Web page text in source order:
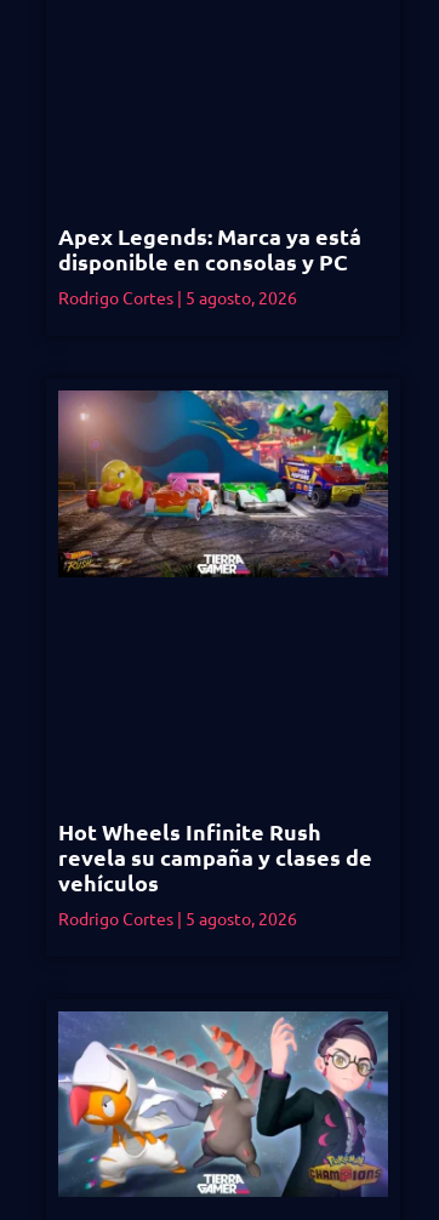
Apex Legends: Marca ya está
disponible en consolas y PC
Rodrigo Cortes 5 agosto, 2026
Hot Wheels Infinite Rush
revela su campaña y clases de
vehículos
Rodrigo Cortes 5 agosto, 2026